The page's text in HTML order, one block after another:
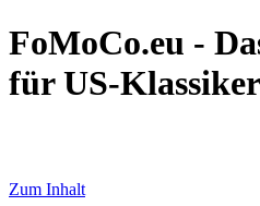
FoMoCo.eu -
für US-Klassiker
Zum Inhalt